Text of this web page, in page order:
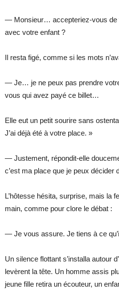
— Monsieur… accepteriez-vous de
avec votre enfant ?
Il resta figé, comme si les mots
— Je… je ne peux pas prendre
vous qui avez payé ce billet…
Elle eut un petit sourire sans
J’ai déjà été à votre place. »
— Justement, répondit-elle
c’est ma place que je peux décider
L’hôtesse hésita, surprise, mais la
main, comme pour clore le débat :
— Je vous assure. Je tiens à ce
Un silence flottant s’installa autour
levèrent la tête. Un homme assis
jeune fille retira un écouteur, un